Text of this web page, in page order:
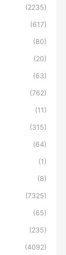
(2235)
(617)
(80)
(20)
(63)
(762)
(11)
(315)
(64)
(1)
(8)
(7325)
(65)
(235)
(4092)